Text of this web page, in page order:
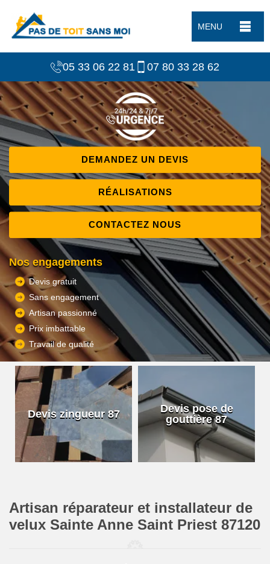
MENU
05 33 06 22 81 07 80 33 28 62
DEMANDEZ UN DEVIS
RÉALISATIONS
CONTACTEZ NOUS
Nos engagements
Devis gratuit
Sans engagement
Artisan passionné
Prix imbattable
Travail de qualité
Devis zingueur 87
Devis pose de
gouttière 87
Artisan réparateur et installateur de
velux Sainte Anne Saint Priest 87120